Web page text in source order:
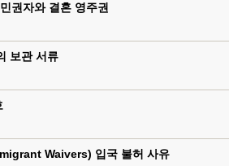
권자와 결혼 영주권
보관 서류
Waivers) 입국 불허 사유